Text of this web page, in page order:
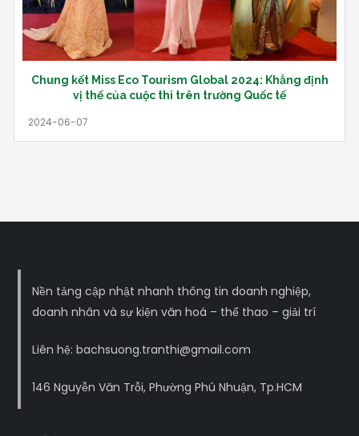
Chung kết Miss Eco Tourism Global 2024: Khẳng định
vị thế của cuộc thi trên trường Quốc tế
Nền tảng cập nhật nhanh thông tin doanh nghiệp,
doanh nhân và sự kiện văn hoá – thể thao – giải trí
Liên hệ: bachsuong.tranthi@gmail.com
146 Nguyễn Văn Trỗi, Phường Phú Nhuận, Tp.HCM